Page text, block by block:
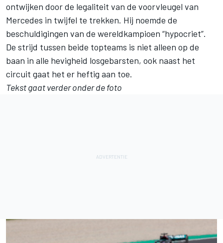
ontwijken door de legaliteit van de voorvleugel van
Mercedes in twijfel te trekken. Hij noemde de
beschuldigingen van de wereldkampioen “hypocriet”.
De strijd tussen beide topteams is niet alleen op de
baan in alle hevigheid losgebarsten, ook naast het
circuit gaat het er heftig aan toe.
Tekst gaat verder onder de foto